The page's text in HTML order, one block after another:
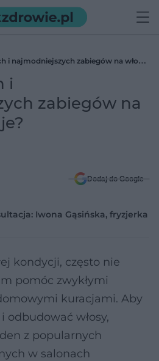
i najmodniejszych zabiegów na włosy.
i
zabiegów na
Dodaj do Google
Iwona Gąsińska, fryzjerka
kondycji, często nie
pomóc zwykłymi
kuracjami. Aby
odbudować włosy,
z popularnych
w salonach